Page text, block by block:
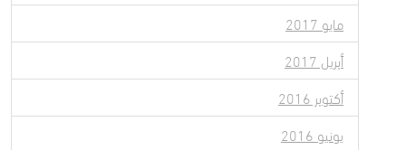
مايو 2017
أبريل 2017
أكتوبر 2016
يونيو 2016